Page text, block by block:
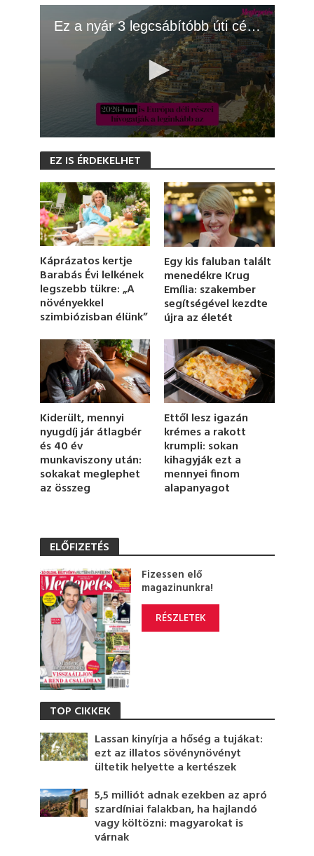
Ez a nyár 3 legcsábítóbb úti célja Európában 2026-ban
s
o
n
d
s
o
f
m
i
n
u
t
e
e
c
o
d
s
EZ IS ÉRDEKELHET
Káprázatos kertje
Barabás Évi lelkének
legszebb tükre: „A
növényekkel
szimbiózisban élünk”
Egy kis faluban talált
menedékre Krug
Emília: szakember
segítségével kezdte
újra az életét
Kiderült, mennyi
nyugdíj jár átlagbér
és 40 év
munkaviszony után:
sokakat meglephet
az összeg
Ettől lesz igazán
krémes a rakott
krumpli: sokan
kihagyják ezt a
mennyei finom
alapanyagot
ELŐFIZETÉS
Fizessen elő
magazinunkra!
RÉSZLETEK
TOP CIKKEK
Lassan kinyírja a hőség a tujákat:
ezt az illatos sövénynövényt
ültetik helyette a kertészek
5,5 milliót adnak ezekben az apró
szardíniai falakban, ha hajlandó
vagy költözni: magyarokat is
várnak